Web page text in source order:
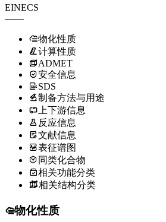
EINECS
——
物化性质
计算性质
ADMET
安全信息
SDS
制备方法与用途
上下游信息
反应信息
文献信息
表征谱图
同类化合物
相关功能分类
相关结构分类
物化性质